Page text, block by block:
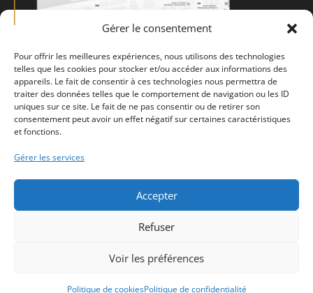
Gérer le consentement
Pour offrir les meilleures expériences, nous utilisons des technologies
telles que les cookies pour stocker et/ou accéder aux informations des
appareils. Le fait de consentir à ces technologies nous permettra de
traiter des données telles que le comportement de navigation ou les ID
uniques sur ce site. Le fait de ne pas consentir ou de retirer son
consentement peut avoir un effet négatif sur certaines caractéristiques
et fonctions.
Gérer les services
Accepter
Refuser
Voir les préférences
Politique de cookiesPolitique de confidentialité
Mentions légales
Politique de cookies (UE)
WordPress